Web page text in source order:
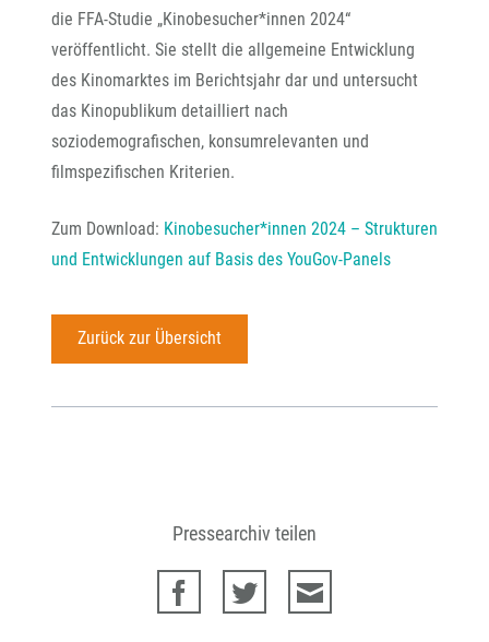
die FFA-Studie „Kinobesucher*innen 2024“
veröffentlicht. Sie stellt die allgemeine Entwicklung
des Kinomarktes im Berichtsjahr dar und untersucht
das Kinopublikum detailliert nach
soziodemografischen, konsumrelevanten und
filmspezifischen Kriterien.
Zum Download: Kinobesucher*innen 2024 – Strukturen
und Entwicklungen auf Basis des YouGov-Panels
Zurück zur Übersicht
Pressearchiv teilen